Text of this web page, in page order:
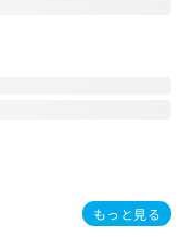
もっと見る